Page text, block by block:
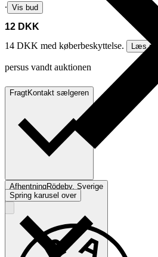
∙ Vis bud
12 DKK
14 DKK med køberbeskyttelse.
Læs
persus vandt auktionen
FragtKontakt sælgeren
AfhentningRödeby, Sverige
Spring karusel over